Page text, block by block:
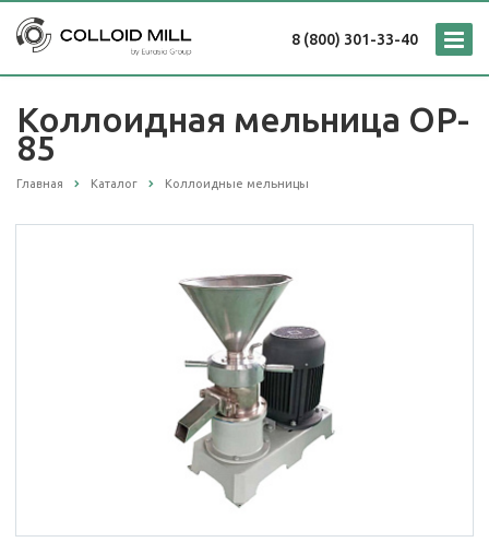
8 (800) 301-33-40
Коллоидная мельница OP-
85
Главная Каталог Коллоидные мельницы